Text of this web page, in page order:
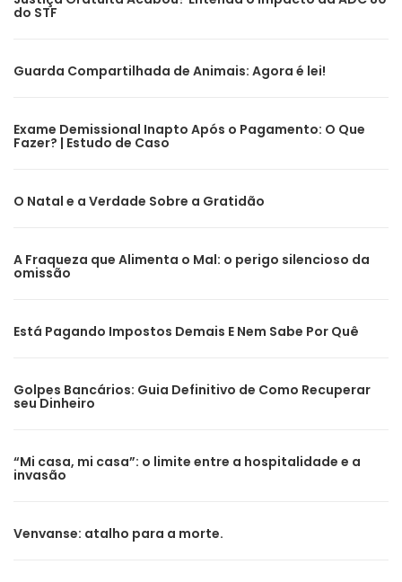
do STF
Guarda Compartilhada de Animais: Agora é lei!
Exame Demissional Inapto Após o Pagamento: O Que
Fazer? | Estudo de Caso
O Natal e a Verdade Sobre a Gratidão
A Fraqueza que Alimenta o Mal: o perigo silencioso da
omissão
Está Pagando Impostos Demais E Nem Sabe Por Quê
Golpes Bancários: Guia Definitivo de Como Recuperar
seu Dinheiro
“Mi casa, mi casa”: o limite entre a hospitalidade e a
invasão
Venvanse: atalho para a morte.